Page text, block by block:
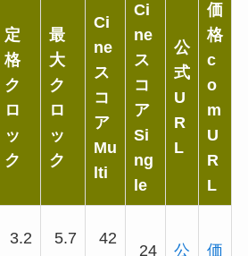
定
格
ク
ロ
ッ
ク
最
大
ク
ロ
ッ
ク
Ci
ne
ス
コ
ア
Mu
lti
Ci
ne
ス
コ
ア
Si
ng
le
公
式
U
R
L
価
格
c
o
m
U
R
L
3.2
5.7
42
24
公
価